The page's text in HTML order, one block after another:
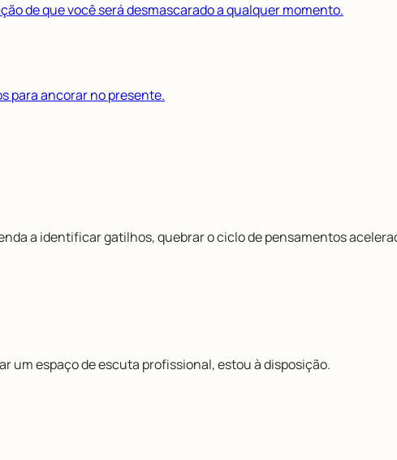
de que você será desmascarado a qualquer momento.
para ancorar no presente.
a identificar gatilhos, quebrar o ciclo de pensamentos
um espaço de escuta profissional, estou à disposição.